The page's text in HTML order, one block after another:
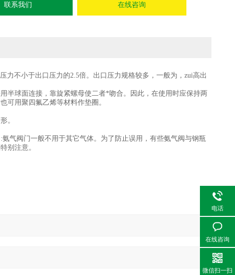
联系我们 在线咨询
力不小于出口压力的2.5倍。出口压力规格较多，一般为，zui高出
半球面连接，靠旋紧螺母使二者*吻合。因此，在使用时应保持两
可用聚四氟乙烯等材料作垫圈。
。
气阀门一般不用于其它气体。为了防止误用，有些氨气阀与钢瓶
别注意。
电话
在线咨询
微信扫一扫